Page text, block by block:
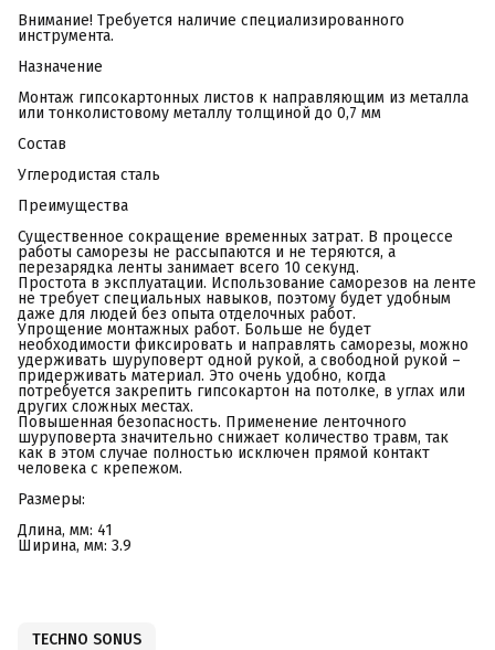
Внимание! Требуется наличие специализированного
инструмента.
Назначение
Монтаж гипсокартонных листов к направляющим из металла
или тонколистовому металлу толщиной до 0,7 мм
Состав
Углеродистая сталь
Преимущества
Существенное сокращение временных затрат. В процессе
работы саморезы не рассыпаются и не теряются, а
перезарядка ленты занимает всего 10 секунд.
Простота в эксплуатации. Использование саморезов на ленте
не требует специальных навыков, поэтому будет удобным
даже для людей без опыта отделочных работ.
Упрощение монтажных работ. Больше не будет
необходимости фиксировать и направлять саморезы, можно
удерживать шуруповерт одной рукой, а свободной рукой –
придерживать материал. Это очень удобно, когда
потребуется закрепить гипсокартон на потолке, в углах или
других сложных местах.
Повышенная безопасность. Применение ленточного
шуруповерта значительно снижает количество травм, так
как в этом случае полностью исключен прямой контакт
человека с крепежом.
Размеры:
Длина, мм: 41
Ширина, мм: 3.9
TECHNO SONUS